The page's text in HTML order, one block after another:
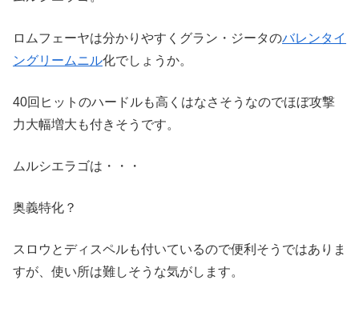
ロムフェーヤは分かりやすくグラン・ジータのバレンタイ
ングリームニル化でしょうか。
40回ヒットのハードルも高くはなさそうなのでほぼ攻撃
力大幅増大も付きそうです。
ムルシエラゴは・・・
奥義特化？
スロウとディスペルも付いているので便利そうではありま
すが、使い所は難しそうな気がします。